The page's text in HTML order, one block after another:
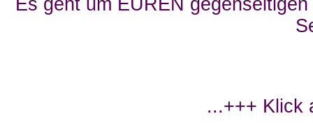
Es geht um EUREN
...+++ Klick